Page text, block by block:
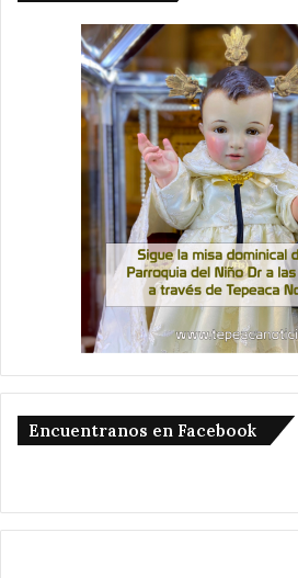
Encuentranos en Facebook